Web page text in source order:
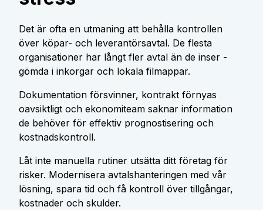
Det är ofta en utmaning att behålla kontrollen
över köpar- och leverantörsavtal. De flesta
organisationer har långt fler avtal än de inser -
gömda i inkorgar och lokala filmappar.
Dokumentation försvinner, kontrakt förnyas
oavsiktligt och ekonomiteam saknar information
de behöver för effektiv prognostisering och
kostnadskontroll.
Låt inte manuella rutiner utsätta ditt företag för
risker. Modernisera avtalshanteringen med vår
lösning, spara tid och få kontroll över tillgångar,
kostnader och skulder.